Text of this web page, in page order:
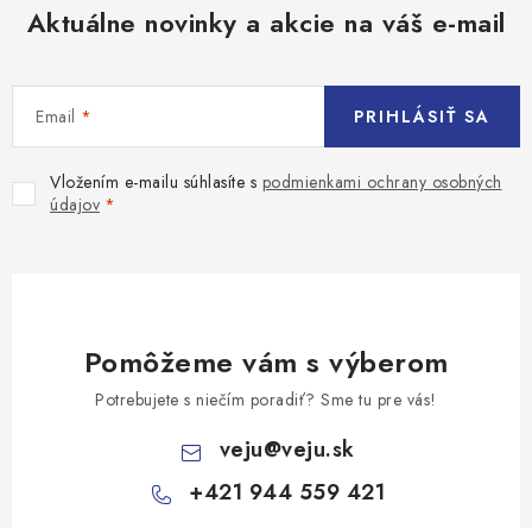
Aktuálne novinky a akcie na váš e-mail
Email
Vložením e-mailu súhlasíte s podmienkami ochrany osobných
údajov
PRIHLÁSIŤ SA
Pomôžeme vám s výberom
Potrebujete s niečím poradiť? Sme tu pre vás!
veju@veju.sk
+421 944 559 421